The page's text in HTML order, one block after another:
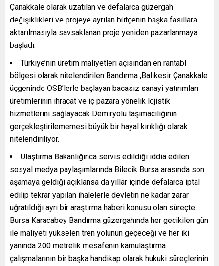
Çanakkale olarak uzatılan ve defalarca güzergah
değişiklikleri ve projeye ayrılan bütçenin başka fasıllara
aktarılmasıyla savsaklanan proje yeniden pazarlanmaya
başladı.
Türkiye’nin üretim maliyetleri açısından en rantabl
bölgesi olarak nitelendirilen Bandırma ,Balıkesir Çanakkale
üçgeninde OSB’lerle başlayan bacasız sanayi yatırımları
üretimlerinin ihracat ve iç pazara yönelik lojistik
hizmetlerini sağlayacak Demiryolu taşımacılığının
gerçekleştirilememesi büyük bir hayal kırıklığı olarak
nitelendiriliyor.
Ulaştırma Bakanlığınca servis edildiği iddia edilen
sosyal medya paylaşımlarında Bilecik Bursa arasında son
aşamaya geldiği açıklansa da yıllar içinde defalarca iptal
edilip tekrar yapılan ihalelerle devletin ne kadar zarar
uğratıldığı ayrı bir araştırma haberi konusu olan süreçte
Bursa Karacabey Bandırma güzergahında her gecikilen gün
ile maliyeti yükselen tren yolunun geçeceği ve her iki
yanında 200 metrelik mesafenin kamulaştırma
çalışmalarının bir başka handikap olarak hukuki süreçlerinin